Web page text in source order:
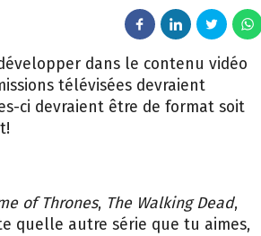
dans le contenu vidéo
télévisées devraient
ci devraient être de format soit
of Thrones, The Walking Dead,
quelle autre série que tu aimes,